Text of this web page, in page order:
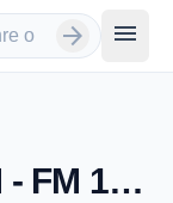
arrow_forward menu
De La Nuca FM - FM 107.7 - Los Cerrillos